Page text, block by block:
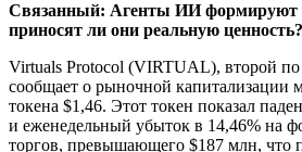
Связанный: Агенты ИИ формируют
приносят ли они реальную ценность?
Virtuals Protocol (VIRTUAL), второй по
сообщает о рыночной капитализации
токена $1,46. Этот токен показал
и еженедельный убыток в 14,46% на
торгов, превышающего $187 млн, что